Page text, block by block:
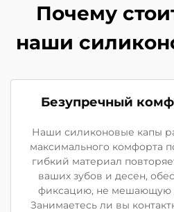
Почему
наши
Безупречный
Наши силиконовые капы
максимального комфорта
гибкий материал
ваших зубов и десен,
фиксацию, не мешающую
Занимаетесь ли вы